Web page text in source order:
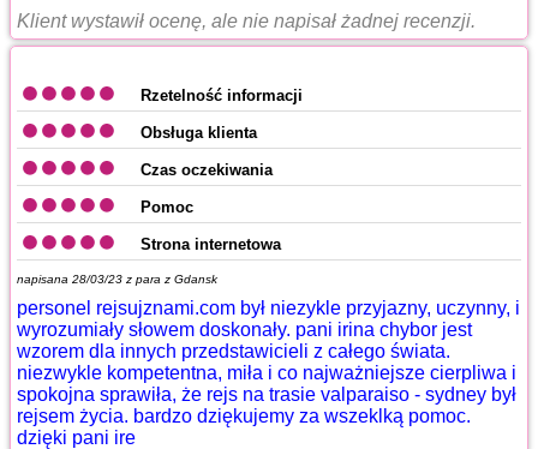
Klient wystawił ocenę, ale nie napisał żadnej recenzji.
Rzetelność informacji
Obsługa klienta
Czas oczekiwania
Pomoc
Strona internetowa
napisana 28/03/23 z para z Gdansk
personel rejsujznami.com był niezykle przyjazny, uczynny, i
wyrozumiały słowem doskonały. pani irina chybor jest
wzorem dla innych przedstawicieli z całego świata.
niezwykle kompetentna, miła i co najważniejsze cierpliwa i
spokojna sprawiła, że rejs na trasie valparaiso - sydney był
rejsem życia. bardzo dziękujemy za wszeklką pomoc.
dzięki pani ire